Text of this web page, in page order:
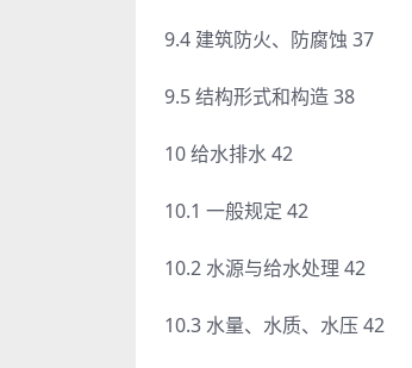
9.4 建筑防火、防腐蚀 37
9.5 结构形式和构造 38
10 给水排水 42
10.1 一般规定 42
10.2 水源与给水处理 42
10.3 水量、水质、水压 42